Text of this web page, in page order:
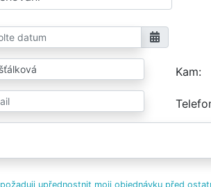
Kam
požaduji upřednostnit moji objednávku před